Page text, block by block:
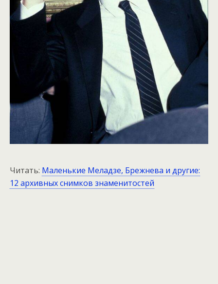
Читать: Маленькие Меладзе, Брежнева и другие:
12 архивных снимков знаменитостей